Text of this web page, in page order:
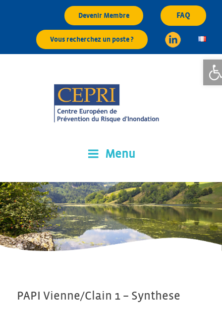
Devenir Membre FAQ
Vous recherchez un poste ?
Menu
PAPI Vienne/Clain 1 – Synthese